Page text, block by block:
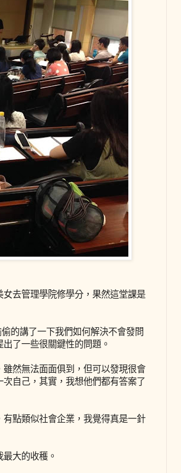
去管理學院修學分，果然這堂課是
的講了一下我們如何解決不會發問
了一些很關鍵性的問題。
然無法面面俱到，但可以發現很會
自己，其實，我想他們都有答案了
點類似社會企業，我覺得真是一針
大的收穫。